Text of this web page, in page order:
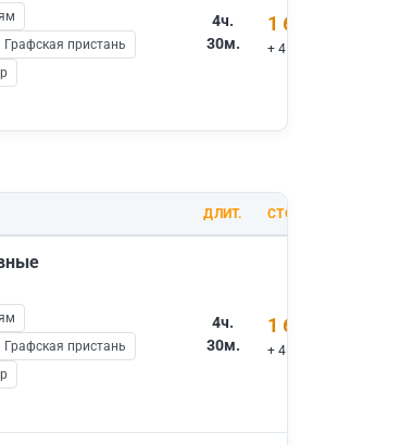
Графская пристань
4ч.
30м.
1 600 ₽
+ 450 ₽ вх.билеты
ДЛИТ. СТОИМОСТЬ
Графская пристань
4ч.
30м.
1 600 ₽
+ 450 ₽ вх.билеты